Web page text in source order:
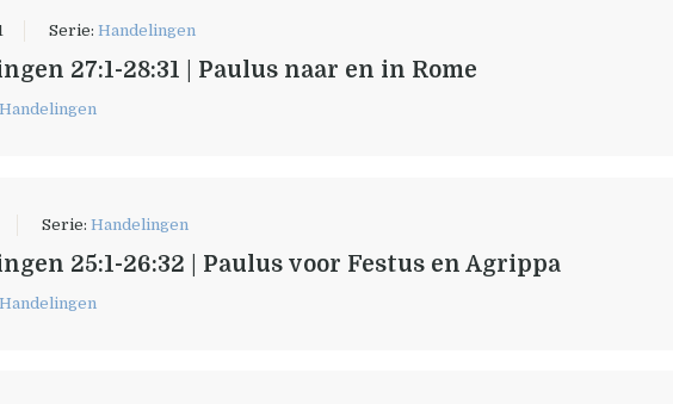
Serie:Handelingen
27:1-28:31 | Paulus naar en in Rome
Handelingen
Serie:Handelingen
25:1-26:32 | Paulus voor Festus en Agrippa
Handelingen